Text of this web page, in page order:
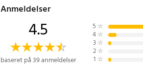
Anmeldelser
4.5
baseret på 39 anmeldelser
5 ☆
4 ☆
3 ☆
2 ☆
1 ☆